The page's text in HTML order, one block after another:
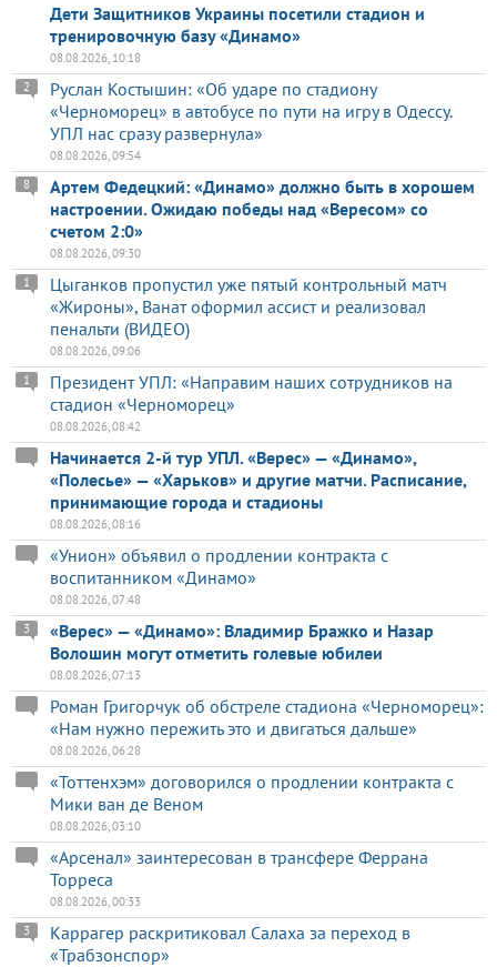
Дети Защитников Украины посетили стадион и
тренировочную базу «Динамо»
08.08.2026, 10:18
Руслан Костышин: «Об ударе по стадиону
«Черноморец» в автобусе по пути на игру в Одессу.
УПЛ нас сразу развернула»
2
08.08.2026, 09:54
Артем Федецкий: «Динамо» должно быть в хорошем
настроении. Ожидаю победы над «Вересом» со
счетом 2:0»
8
08.08.2026, 09:30
Цыганков пропустил уже пятый контрольный матч
«Жироны», Ванат оформил ассист и реализовал
пенальти (ВИДЕО)
1
08.08.2026, 09:06
Президент УПЛ: «Направим наших сотрудников на
стадион «Черноморец»
1
08.08.2026, 08:42
Начинается 2-й тур УПЛ. «Верес» — «Динамо»,
«Полесье» — «Харьков» и другие матчи. Расписание,
принимающие города и стадионы
08.08.2026, 08:16
«Унион» объявил о продлении контракта с
воспитанником «Динамо»
08.08.2026, 07:48
«Верес» — «Динамо»: Владимир Бражко и Назар
Волошин могут отметить голевые юбилеи
3
08.08.2026, 07:13
Роман Григорчук об обстреле стадиона «Черноморец»:
«Нам нужно пережить это и двигаться дальше»
08.08.2026, 06:28
«Тоттенхэм» договорился о продлении контракта с
Мики ван де Веном
08.08.2026, 03:10
«Арсенал» заинтересован в трансфере Феррана
Торреса
08.08.2026, 00:33
Каррагер раскритиковал Салаха за переход в
«Трабзонспор»
3